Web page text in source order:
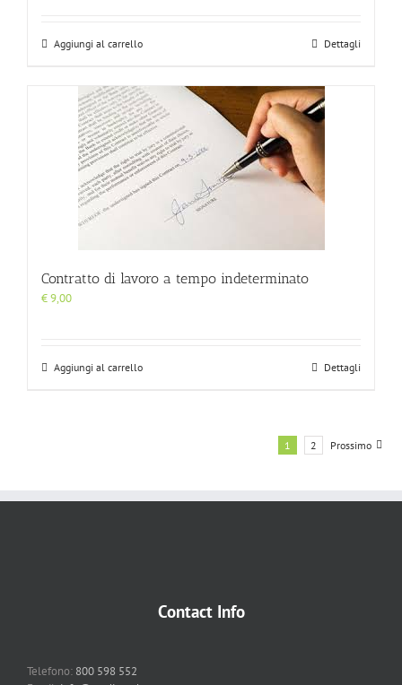
Aggiungi al carrello Dettagli
Contratto di lavoro a tempo indeterminato
€9,00
Aggiungi al carrello Dettagli
1 2 Prossimo
Contact Info
Telefono: 800 598 552